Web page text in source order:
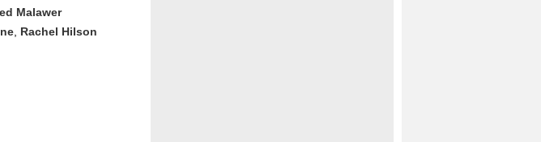
Malawer
Rachel Hilson